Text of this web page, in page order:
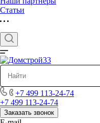
Статьи
+7 499 113-24-74
+7 499 113-24-74
Заказать звонок